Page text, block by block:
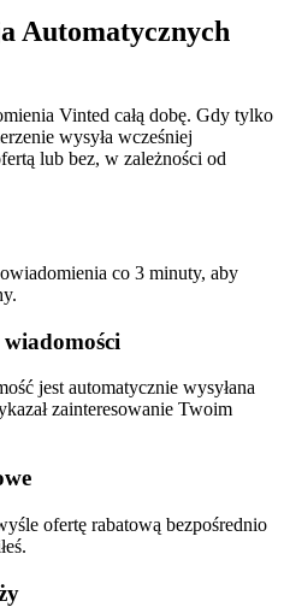
Automatycznych
Vinted całą dobę. Gdy tylko
wysyła wcześniej
lub bez, w zależności od
co 3 minuty, aby
jest automatycznie wysyłana
zainteresowanie Twoim
ofertę rabatową bezpośrednio